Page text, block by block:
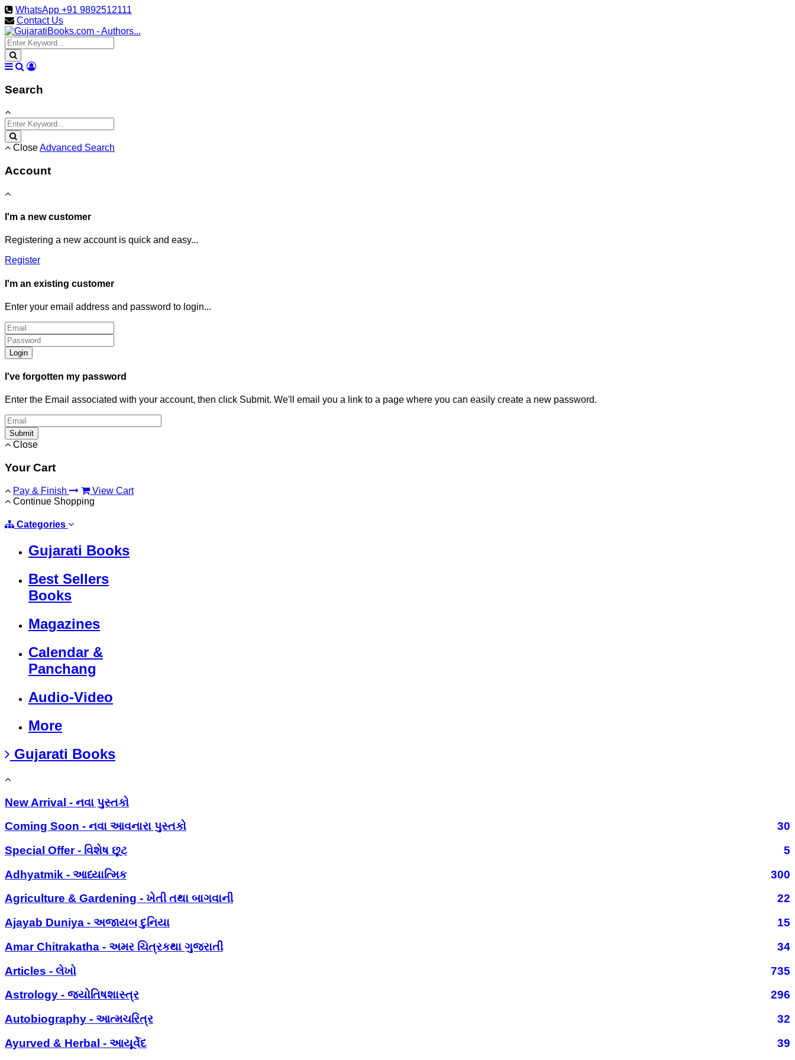
WhatsApp +91 9892512111
Contact Us
Search
CloseAdvanced Search
Account
I'm a new customer
Registering a new account is quick and easy...
Register
I'm an existing customer
Enter your email address and password to login...
Login
I've forgotten my password
Enter the Email associated with your account, then click Submit. We'll email you a link to a page where you can easily create a new password.
Submit
Close
Your Cart
Pay & Finish
View Cart
Continue Shopping
Categories
Gujarati Books
Best Sellers
Books
Magazines
Calendar &
Panchang
Audio-Video
More
Gujarati Books
New Arrival - નવા પુસ્તકો
Coming Soon - નવા આવનારા પુસ્તકો
30
Special Offer - વિશેષ છૂટ
5
Adhyatmik - આધ્યાત્મિક
300
Agriculture & Gardening - ખેતી તથા બાગવાની
22
Ajayab Duniya - અજાયબ દુનિયા
15
Amar Chitrakatha - અમર ચિત્રકથા ગુજરાતી
34
Articles - લેખો
735
Astrology - જ્યોતિષશાસ્ત્ર
296
Autobiography - આત્મચરિત્ર
32
Ayurved & Herbal - આયૂર્વેદ
39